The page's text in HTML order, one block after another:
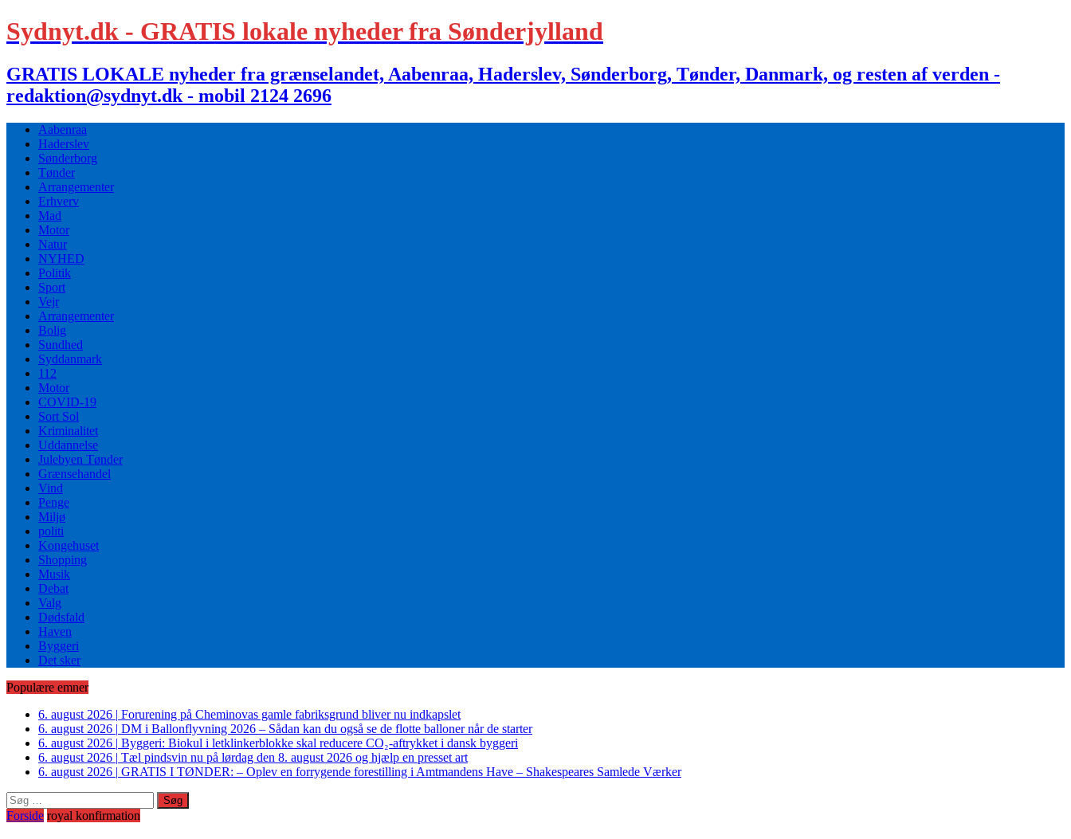
Sydnyt.dk - GRATIS lokale nyheder fra Sønderjylland
GRATIS LOKALE nyheder fra grænselandet, Aabenraa, Haderslev, Sønderborg, Tønder, Danmark, og resten af verden -
redaktion@sydnyt.dk - mobil 2124 2696
Aabenraa
Haderslev
Sønderborg
Tønder
Arrangementer
Erhverv
Mad
Motor
Natur
NYHED
Politik
Sport
Vejr
Arrangementer
Bolig
Sundhed
Syddanmark
112
Motor
COVID-19
Sort Sol
Kriminalitet
Uddannelse
Julebyen Tønder
Grænsehandel
Vind
Penge
Miljø
politi
Kongehuset
Shopping
Musik
Debat
Valg
Dødsfald
Haven
Byggeri
Det sker
Populære emner
6. august 2026 | Forurening på Cheminovas gamle fabriksgrund bliver nu indkapslet
6. august 2026 | DM i Ballonflyvning 2026 – Sådan kan du også se de flotte balloner når de starter
6. august 2026 | Byggeri: Biokul i letklinkerblokke skal reducere CO₂-aftrykket i dansk byggeri
6. august 2026 | Tæl pindsvin nu på lørdag den 8. august 2026 og hjælp en presset art
6. august 2026 | GRATIS I TØNDER: – Oplev en forrygende forestilling i Amtmandens Have – Shakespeares Samlede Værker
Søg
efter:
Forside royal konfirmation